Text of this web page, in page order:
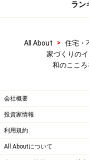
夏の強い日差しを遮
見える影のある風景
【屏風】
現代は結婚式や記念式
屋の間仕切りとして使
ラン
All About > 住宅・
家づくりの
和のここ
会社概要
投資家情報
利用規約
All Aboutについて